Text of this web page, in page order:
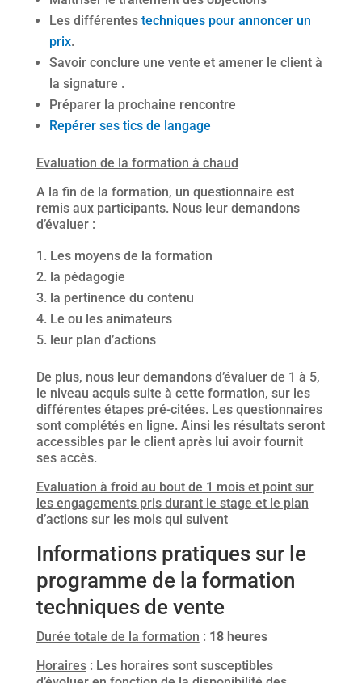
Les différentes techniques pour annoncer un
prix.
Savoir conclure une vente et amener le client à
la signature .
Préparer la prochaine rencontre
Repérer ses tics de langage
Evaluation de la formation à chaud
A la fin de la formation, un questionnaire est
remis aux participants. Nous leur demandons
d’évaluer :
Les moyens de la formation
la pédagogie
la pertinence du contenu
Le ou les animateurs
leur plan d’actions
De plus, nous leur demandons d’évaluer de 1 à 5,
le niveau acquis suite à cette formation, sur les
différentes étapes pré-citées. Les questionnaires
sont complétés en ligne. Ainsi les résultats seront
accessibles par le client après lui avoir fournit
ses accès.
Evaluation à froid au bout de 1 mois et point sur
les engagements pris durant le stage et le plan
d’actions sur les mois qui suivent
Informations pratiques sur le
programme de la formation
techniques de vente
Durée totale de la formation : 18 heures
Horaires: Les horaires sont susceptibles